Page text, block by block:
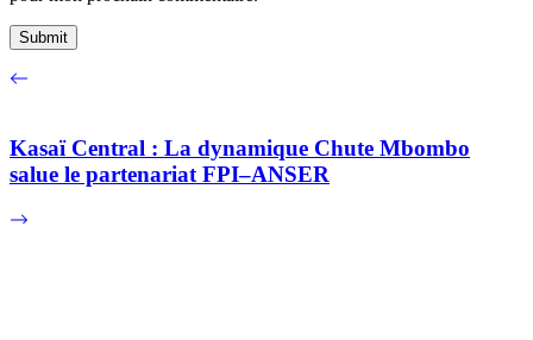
Kasaï Central : La dynamique Chute Mbombo
salue le partenariat FPI–ANSER